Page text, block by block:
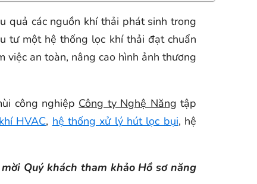
quả các nguồn khí thải phát sinh trong
tư một hệ thống lọc khí thải đạt chuẩn
an toàn, nâng cao hình ảnh thương
công nghiệp Công ty Nghệ Năng tập
HVAC, hệ thống xử lý hút lọc bụi, hệ
Quý khách tham khảo Hồ sơ năng